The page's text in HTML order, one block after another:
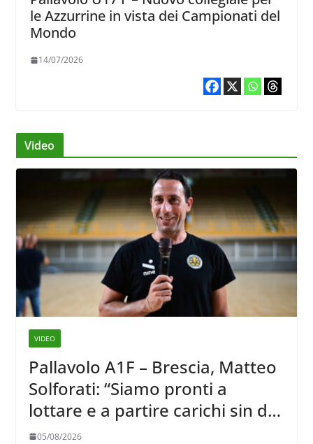
le Azzurrine in vista dei Campionati del
Mondo
14/07/2026
Video
VIDEO
Pallavolo A1F – Brescia, Matteo
Solforati: “Siamo pronti a
lottare e a partire carichi sin dal
primo giorno”
05/08/2026